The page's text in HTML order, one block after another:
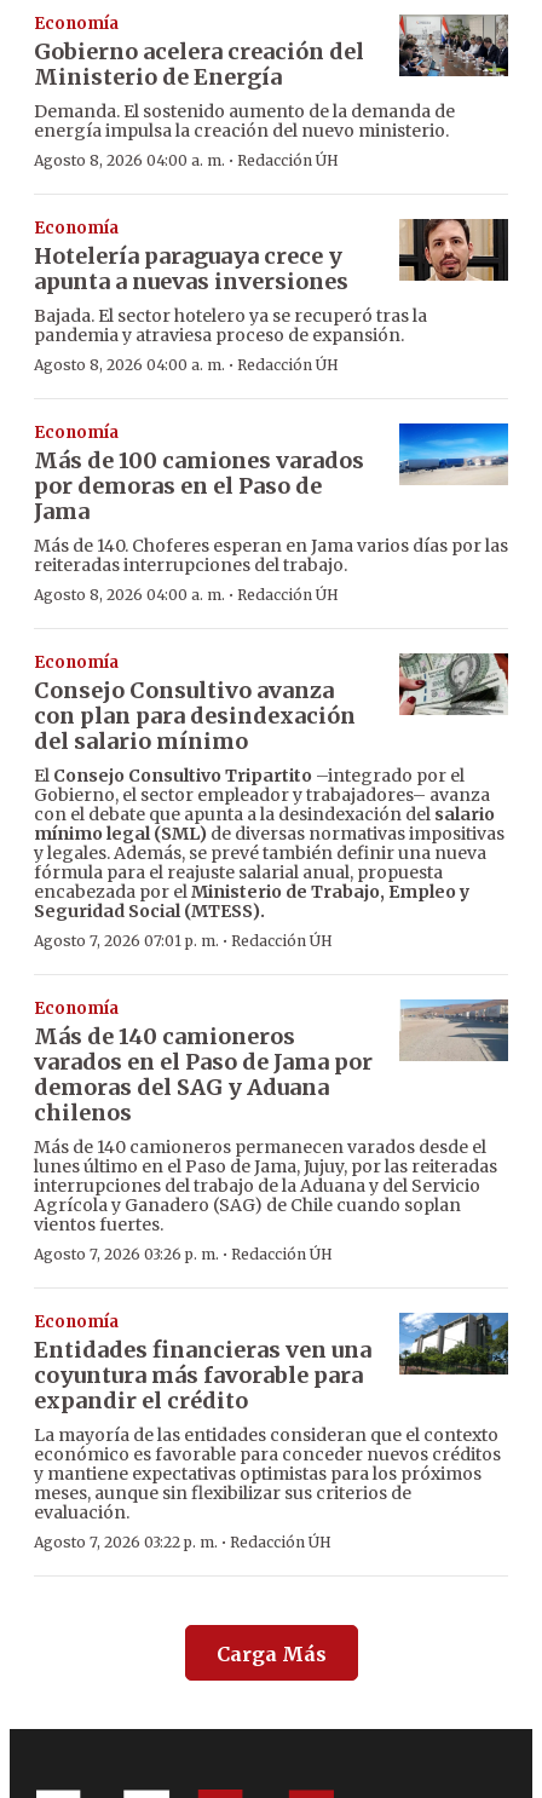
Economía
Gobierno acelera creación del
Ministerio de Energía
Demanda. El sostenido aumento de la demanda de
energía impulsa la creación del nuevo ministerio.
Agosto 8, 2026 04:00 a. m. · Redacción ÚH
Economía
Hotelería paraguaya crece y
apunta a nuevas inversiones
Bajada. El sector hotelero ya se recuperó tras la
pandemia y atraviesa proceso de expansión.
Agosto 8, 2026 04:00 a. m. · Redacción ÚH
Economía
Más de 100 camiones varados
por demoras en el Paso de
Jama
Más de 140. Choferes esperan en Jama varios días por las
reiteradas interrupciones del trabajo.
Agosto 8, 2026 04:00 a. m. · Redacción ÚH
Economía
Consejo Consultivo avanza
con plan para desindexación
del salario mínimo
El Consejo Consultivo Tripartito –integrado por el
Gobierno, el sector empleador y trabajadores– avanza
con el debate que apunta a la desindexación del salario
mínimo legal (SML) de diversas normativas impositivas
y legales. Además, se prevé también definir una nueva
fórmula para el reajuste salarial anual, propuesta
encabezada por elMinisterio de Trabajo, Empleo y
Seguridad Social (MTESS).
Agosto 7, 2026 07:01 p. m. · Redacción ÚH
Economía
Más de 140 camioneros
varados en el Paso de Jama por
demoras del SAG y Aduana
chilenos
Más de 140 camioneros permanecen varados desde el
lunes último en el Paso de Jama, Jujuy, por las reiteradas
interrupciones del trabajo de la Aduana y del Servicio
Agrícola y Ganadero (SAG) de Chile cuando soplan
vientos fuertes.
Agosto 7, 2026 03:26 p. m. · Redacción ÚH
Economía
Entidades financieras ven una
coyuntura más favorable para
expandir el crédito
La mayoría de las entidades consideran que el contexto
económico es favorable para conceder nuevos créditos
y mantiene expectativas optimistas para los próximos
meses, aunque sin flexibilizar sus criterios de
evaluación.
Agosto 7, 2026 03:22 p. m. · Redacción ÚH
Carga Más